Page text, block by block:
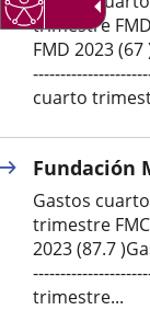
trimestre
FMD 2023
cuarto
Fundación
Gastos
trimestre
2023 (87.7
trimestre...